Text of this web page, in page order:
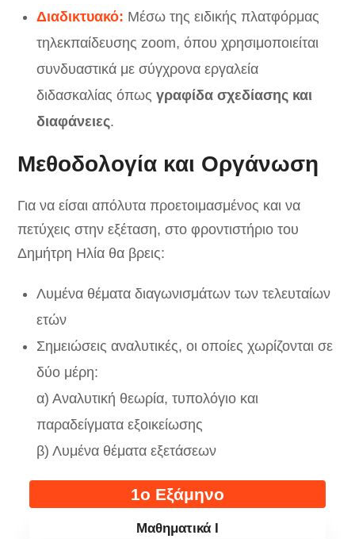
Διαδικτυακό: Μέσω της ειδικής πλατφόρμας
τηλεκπαίδευσης zoom, όπου χρησιμοποιείται
συνδυαστικά με σύγχρονα εργαλεία
διδασκαλίας όπως γραφίδα σχεδίασης και
διαφάνειες.
Μεθοδολογία και Οργάνωση
Για να είσαι απόλυτα προετοιμασμένος και να
πετύχεις στην εξέταση, στο φροντιστήριο του
Δημήτρη Ηλία θα βρεις:
Λυμένα θέματα διαγωνισμάτων των τελευταίων
ετών
Σημειώσεις αναλυτικές, οι οποίες χωρίζονται σε
δύο μέρη:
α) Αναλυτική θεωρία, τυπολόγιο και
παραδείγματα εξοικείωσης
β) Λυμένα θέματα εξετάσεων
1ο Εξάμηνο
Μαθηματικά I